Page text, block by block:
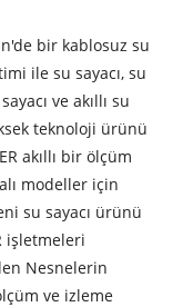
bir kablosuz su
ile su sayacı, su
ve akıllı su
teknoloji ürünü
akıllı bir ölçüm
modeller için
su sayacı ürünü
işletmeleri
Nesnelerin
ve izleme